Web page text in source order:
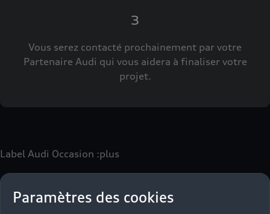
3
Vous serez contacté prochainement par votre
Partenaire Audi qui vous aidera à finaliser votre
projet.
Label Audi Occasion :plus
Le label Audi Occasion:plusvous permet d’acquérir un
Paramètres des cookies